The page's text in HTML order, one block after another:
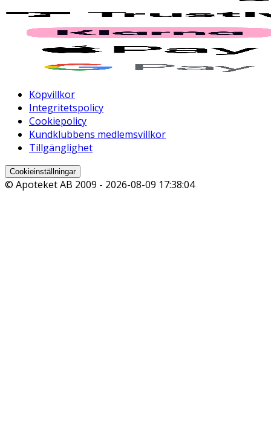
Köpvillkor
Integritetspolicy
Cookiepolicy
Kundklubbens medlemsvillkor
Tillgänglighet
Cookieinställningar
© Apoteket AB 2009 - 2026-08-09 17:38:04